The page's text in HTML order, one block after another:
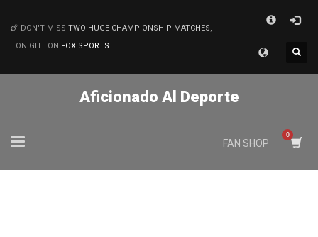
MATCHES
DON'T MISS TWO HUGE CHAMPIONSHIP MATCHES,
TONIGHT ON FOX SPORTS
Aficionado Al Deporte
FAN SHOP